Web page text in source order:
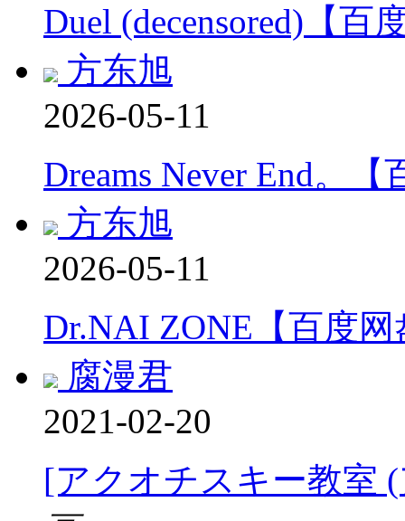
Duel (decensored)【百
方东旭
2026-05-11
Dreams Never End。
方东旭
2026-05-11
Dr.NAI ZONE【百度网
腐漫君
2021-02-20
[アクオチスキー教室